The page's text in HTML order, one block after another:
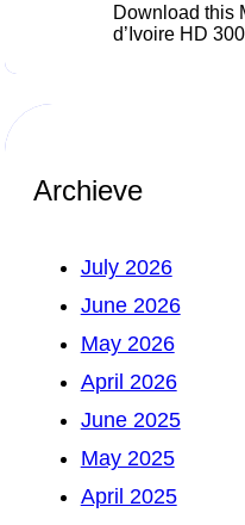
Download this
d’Ivoire HD
Archieve
July 2026
June 2026
May 2026
April 2026
June 2025
May 2025
April 2025